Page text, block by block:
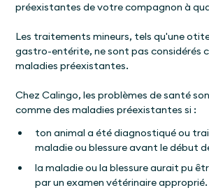
préexistantes de votre compagnon à
Les traitements mineurs, tels qu'une
gastro-entérite, ne sont pas considérés
maladies préexistantes.
Chez Calingo, les problèmes de santé
comme des maladies préexistantes si :
ton animal a été diagnostiqué ou
maladie ou blessure avant le début
la maladie ou la blessure aurait pu
par un examen vétérinaire